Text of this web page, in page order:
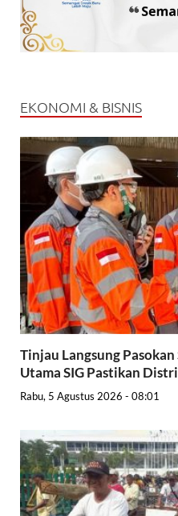
EKONOMI & BISNIS
Tinjau Langsung
Utama SIG Pastikan
Rabu, 5 Agustus 2026 - 08:01